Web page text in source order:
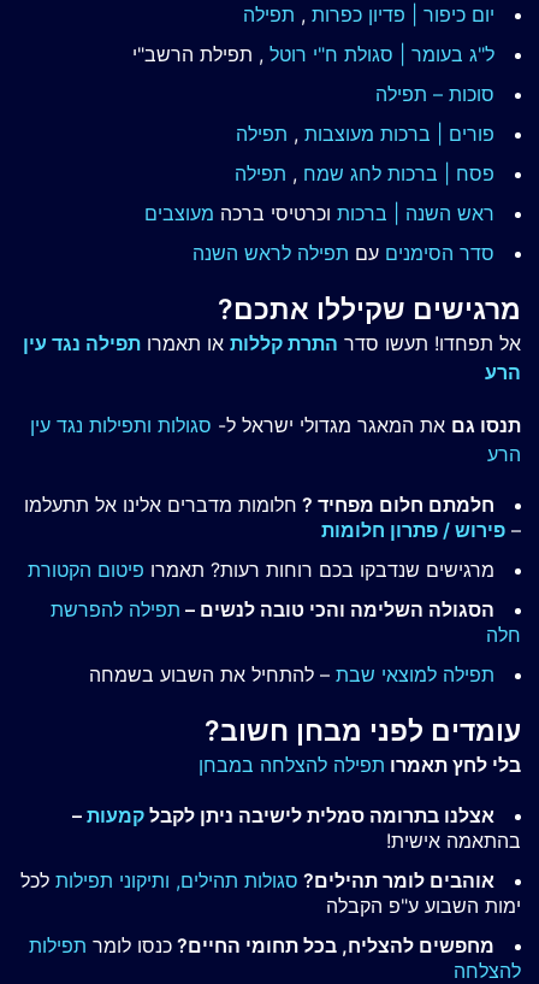
יום כיפור | פדיון כפרות , תפילה
ל"ג בעומר | סגולת ח"י רוטל , תפילת הרשב"י
סוכות – תפילה
פורים | ברכות מעוצבות , תפילה
פסח | ברכות לחג שמח , תפילה
ראש השנה | ברכות וכרטיסי ברכה מעוצבים
סדר הסימנים עם תפילה לראש השנה
מרגישים שקיללו אתכם?
אל תפחדו! תעשו סדר התרת קללות או תאמרו תפילה נגד עין
הרע
תנסו גם את המאגר מגדולי ישראל ל- סגולות ותפילות נגד עין
הרע
חלמתם חלום מפחיד ? חלומות מדברים אלינו אל תתעלמו
– פירוש / פתרון חלומות
מרגישים שנדבקו בכם רוחות רעות? תאמרו פיטום הקטורת
הסגולה השלימה והכי טובה לנשים – תפילה להפרשת
חלה
תפילה למוצאי שבת – להתחיל את השבוע בשמחה
עומדים לפני מבחן חשוב?
בלי לחץ תאמרו תפילה להצלחה במבחן
אצלנו בתרומה סמלית לישיבה ניתן לקבל קמעות –
בהתאמה אישית!
אוהבים לומר תהילים? סגולות תהילים, ותיקוני תפילות לכל
ימות השבוע ע"פ הקבלה
מחפשים להצליח, בכל תחומי החיים? כנסו לומר תפילות
להצלחה